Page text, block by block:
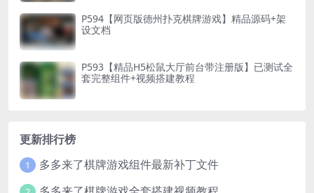
P594【网页版德州扑克棋牌游戏】精品源码+架
设文档
P593【精品H5松鼠大厅前台带注册版】已测试全
套完整组件+视频搭建教程
更新排行榜
1 多多来了棋牌游戏组件最新补丁文件